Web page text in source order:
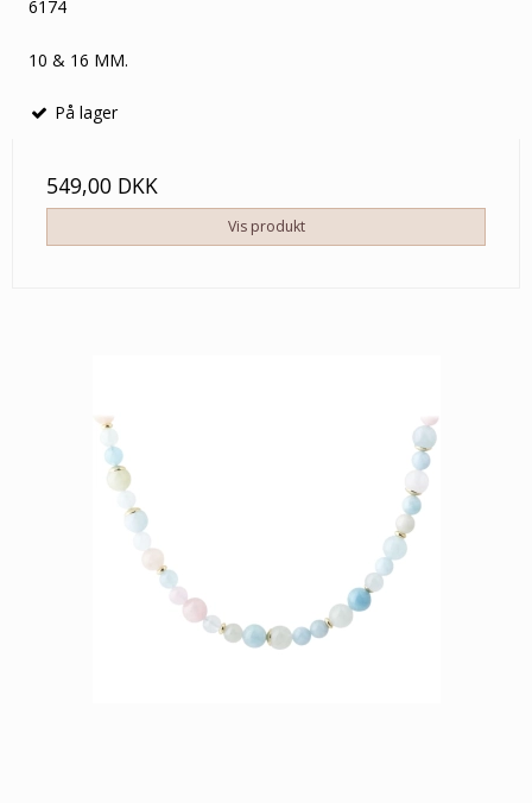
6174
10 & 16 MM.
På lager
549,00 DKK
Vis produkt